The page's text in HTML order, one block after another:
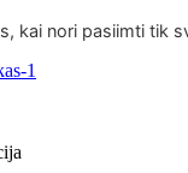
kai nori pasiimti tik